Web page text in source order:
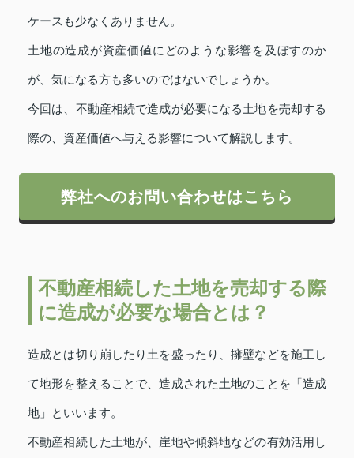
ケースも少なくありません。
土地の造成が資産価値にどのような影響を及ぼすのか
が、気になる方も多いのではないでしょうか。
今回は、不動産相続で造成が必要になる土地を売却する
際の、資産価値へ与える影響について解説します。
弊社へのお問い合わせはこちら
不動産相続した土地を売却する際
に造成が必要な場合とは？
造成とは切り崩したり土を盛ったり、擁壁などを施工し
て地形を整えることで、造成された土地のことを「造成
地」といいます。
不動産相続した土地が、崖地や傾斜地などの有効活用し